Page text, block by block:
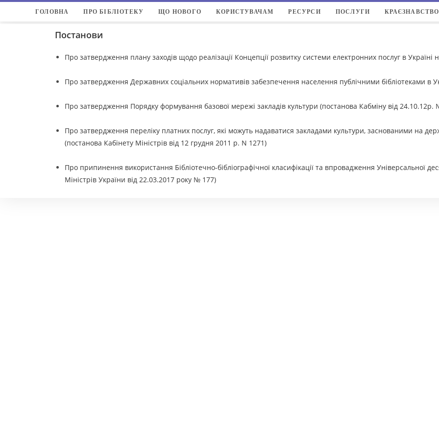
ГОЛОВНА ПРО БІБЛІОТЕКУ ЩО НОВОГО КОРИСТУВАЧАМ РЕСУРСИ ПОСЛУГИ КРАЄЗНАВСТВО
Постанови
Про затвердження плану заходів щодо реалізації Концепції розвитку системи електронних послуг в Україні
Про затвердження Державних соціальних нормативів забезпечення населення публічними бібліотеками в
Про затвердження Порядку формування базової мережі закладів культури (постанова Кабміну від 24.10.12р.
Про затвердження переліку платних послуг, які можуть надаватися закладами культури, заснованими на
(постанова Кабінету Міністрів від 12 грудня 2011 р. N 1271)
Про припинення використання Бібліотечно-бібліографічної класифікації та впровадження Універсальної
Міністрів України від 22.03.2017 року № 177)